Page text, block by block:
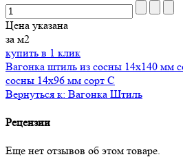
Цена указана
за м2
купить в 1 клик
Вагонка штиль из сосны 14x140 мм
сосны 14x96 мм сорт C
Вернуться к: Вагонка Штиль
Рецензии
Еще нет отзывов об этом товаре.